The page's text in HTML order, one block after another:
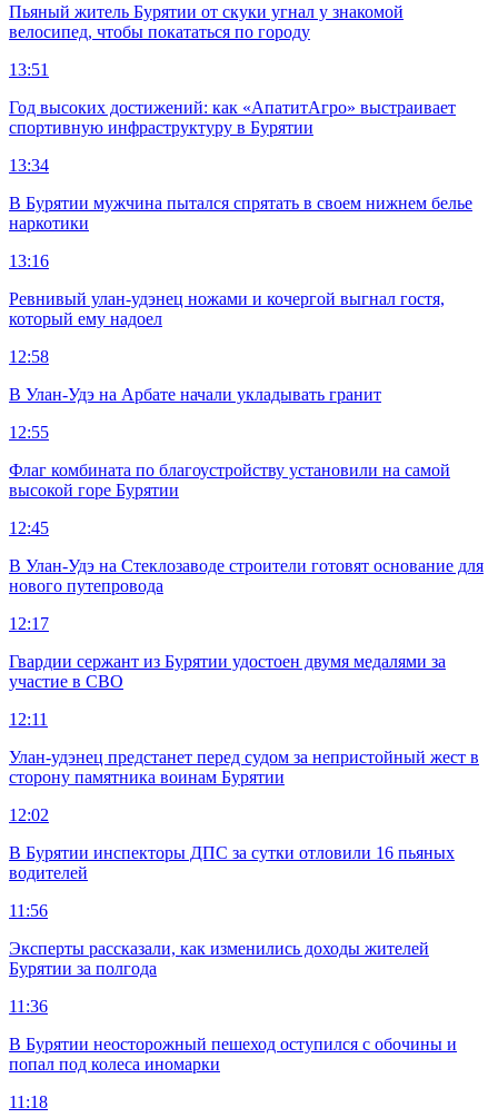
Пьяный житель Бурятии от скуки угнал у знакомой
велосипед, чтобы покататься по городу
13:51
Год высоких достижений: как «АпатитАгро» выстраивает
спортивную инфраструктуру в Бурятии
13:34
В Бурятии мужчина пытался спрятать в своем нижнем белье
наркотики
13:16
Ревнивый улан-удэнец ножами и кочергой выгнал гостя,
который ему надоел
12:58
В Улан-Удэ на Арбате начали укладывать гранит
12:55
Флаг комбината по благоустройству установили на самой
высокой горе Бурятии
12:45
В Улан-Удэ на Стеклозаводе строители готовят основание для
нового путепровода
12:17
Гвардии сержант из Бурятии удостоен двумя медалями за
участие в СВО
12:11
Улан-удэнец предстанет перед судом за непристойный жест в
сторону памятника воинам Бурятии
12:02
В Бурятии инспекторы ДПС за сутки отловили 16 пьяных
водителей
11:56
Эксперты рассказали, как изменились доходы жителей
Бурятии за полгода
11:36
В Бурятии неосторожный пешеход оступился с обочины и
попал под колеса иномарки
11:18